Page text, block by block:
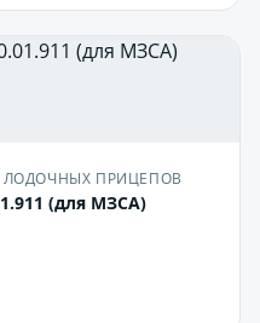
ЛОДОЧНЫХ ПРИЦЕПОВ
(для МЗСА)